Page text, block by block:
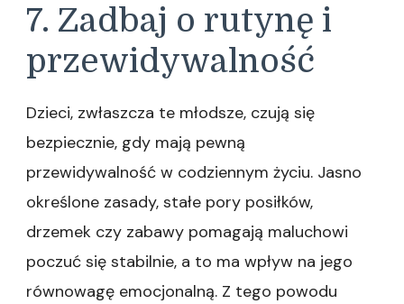
7. Zadbaj o rutynę i
przewidywalność
Dzieci, zwłaszcza te młodsze, czują się
bezpiecznie, gdy mają pewną
przewidywalność w codziennym życiu. Jasno
określone zasady, stałe pory posiłków,
drzemek czy zabawy pomagają maluchowi
poczuć się stabilnie, a to ma wpływ na jego
równowagę emocjonalną. Z tego powodu